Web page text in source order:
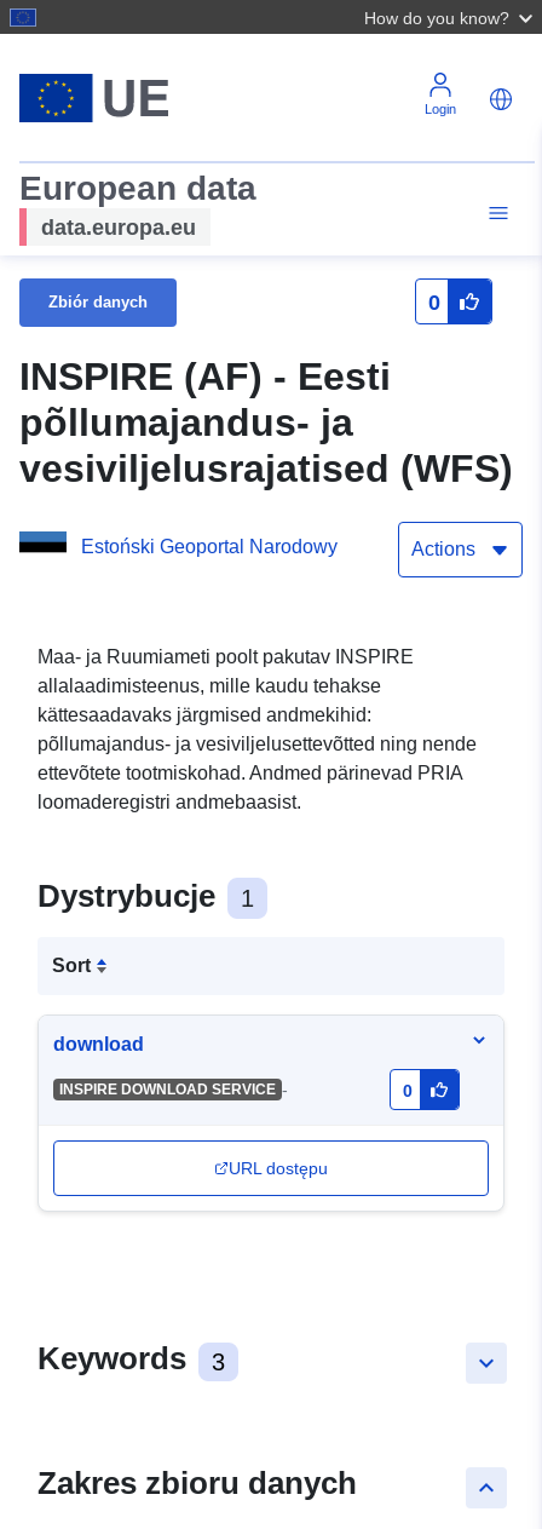
How do you know?
Login
European data
data.europa.eu
Zbiór danych 0
INSPIRE (AF) - Eesti
põllumajandus- ja
vesiviljelusrajatised (WFS)
Estoński Geoportal Narodowy Actions
Maa- ja Ruumiameti poolt pakutav INSPIRE
allalaadimisteenus, mille kaudu tehakse
kättesaadavaks järgmised andmekihid:
põllumajandus- ja vesiviljelusettevõtted ning nende
ettevõtete tootmiskohad. Andmed pärinevad PRIA
loomaderegistri andmebaasist.
Dystrybucje 1
Sort
download
INSPIRE DOWNLOAD SERVICE - 0
URL dostępu
keyboard_arrow_down
Keywords 3
keyboard_arrow_up
Zakres zbioru danych